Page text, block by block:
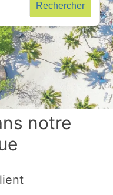
Rechercher
notre